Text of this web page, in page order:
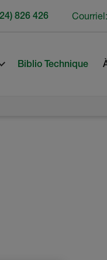
Biblio Technique
826 426 Courriel: